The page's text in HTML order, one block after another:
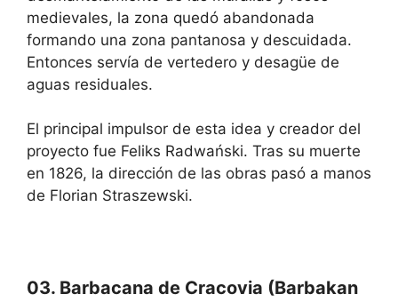
medievales, la zona quedó abandonada
formando una zona pantanosa y descuidada.
Entonces servía de vertedero y desagüe de
aguas residuales.
El principal impulsor de esta idea y creador del
proyecto fue Feliks Radwański. Tras su muerte
en 1826, la dirección de las obras pasó a manos
de Florian Straszewski.
03. Barbacana de Cracovia (Barbakan